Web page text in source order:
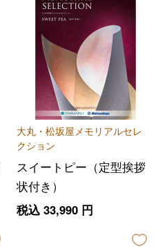
大丸・松坂屋メモリアルセレ
クション
スイートピー（定型挨拶
状付き）
税込 33,990円